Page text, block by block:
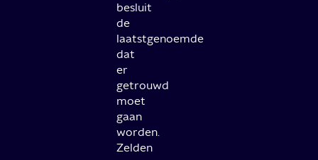
besluit
de
laatstgenoemde
dat
er
getrouwd
moet
gaan
worden.
Zelden